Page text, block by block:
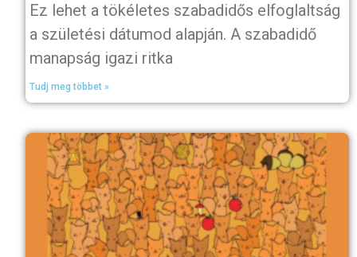
Ez lehet a tökéletes szabadidős elfoglaltság
a születési dátumod alapján. A szabadidő
manapság igazi ritka
Tudj meg többet »